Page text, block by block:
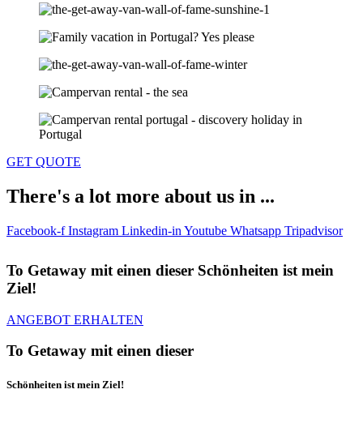
GET QUOTE
There's a lot more about us in ...
Facebook-f Instagram Linkedin-in Youtube Whatsapp Tripadvisor
To Getaway mit einen dieser Schönheiten ist mein
Ziel!
ANGEBOT ERHALTEN
To Getaway mit einen dieser
Schönheiten ist mein Ziel!